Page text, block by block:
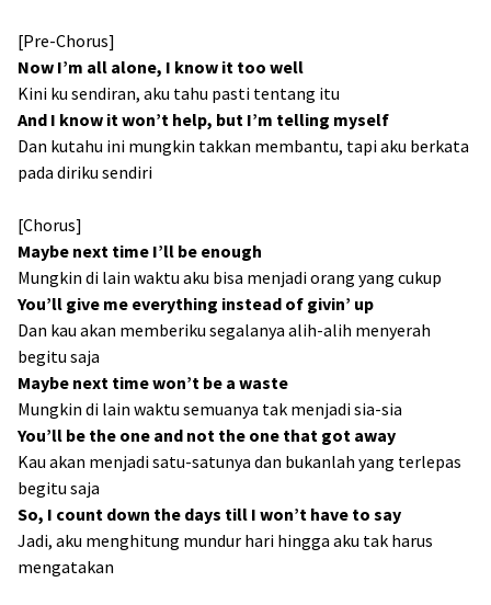
[Pre-Chorus]
Now I’m all alone, I know it too well
Kini ku sendiran, aku tahu pasti tentang itu
And I know it won’t help, but I’m telling myself
Dan kutahu ini mungkin takkan membantu, tapi aku berkata
pada diriku sendiri
[Chorus]
Maybe next time I’ll be enough
Mungkin di lain waktu aku bisa menjadi orang yang cukup
You’ll give me everything instead of givin’ up
Dan kau akan memberiku segalanya alih-alih menyerah
begitu saja
Maybe next time won’t be a waste
Mungkin di lain waktu semuanya tak menjadi sia-sia
You’ll be the one and not the onе that got away
Kau akan menjadi satu-satunya dan bukanlah yang terlepas
begitu saja
So, I count down the days till I won’t have to say
Jadi, aku menghitung mundur hari hingga aku tak harus
mengatakan